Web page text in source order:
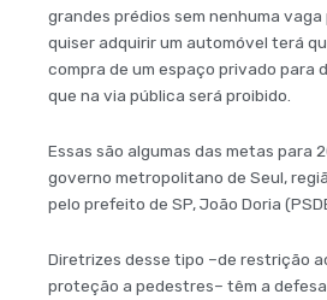
grandes prédios sem nenhuma vaga
quiser adquirir um automóvel terá
compra de um espaço privado para
que na via pública será proibido.
Essas são algumas das metas para
governo metropolitano de Seul,
pelo prefeito de SP, João Doria
Diretrizes desse tipo –de restrição
proteção a pedestres– têm a